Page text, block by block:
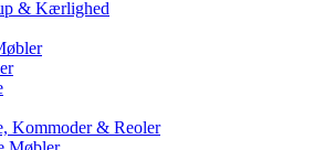
& Kærlighed
Kommoder & Reoler